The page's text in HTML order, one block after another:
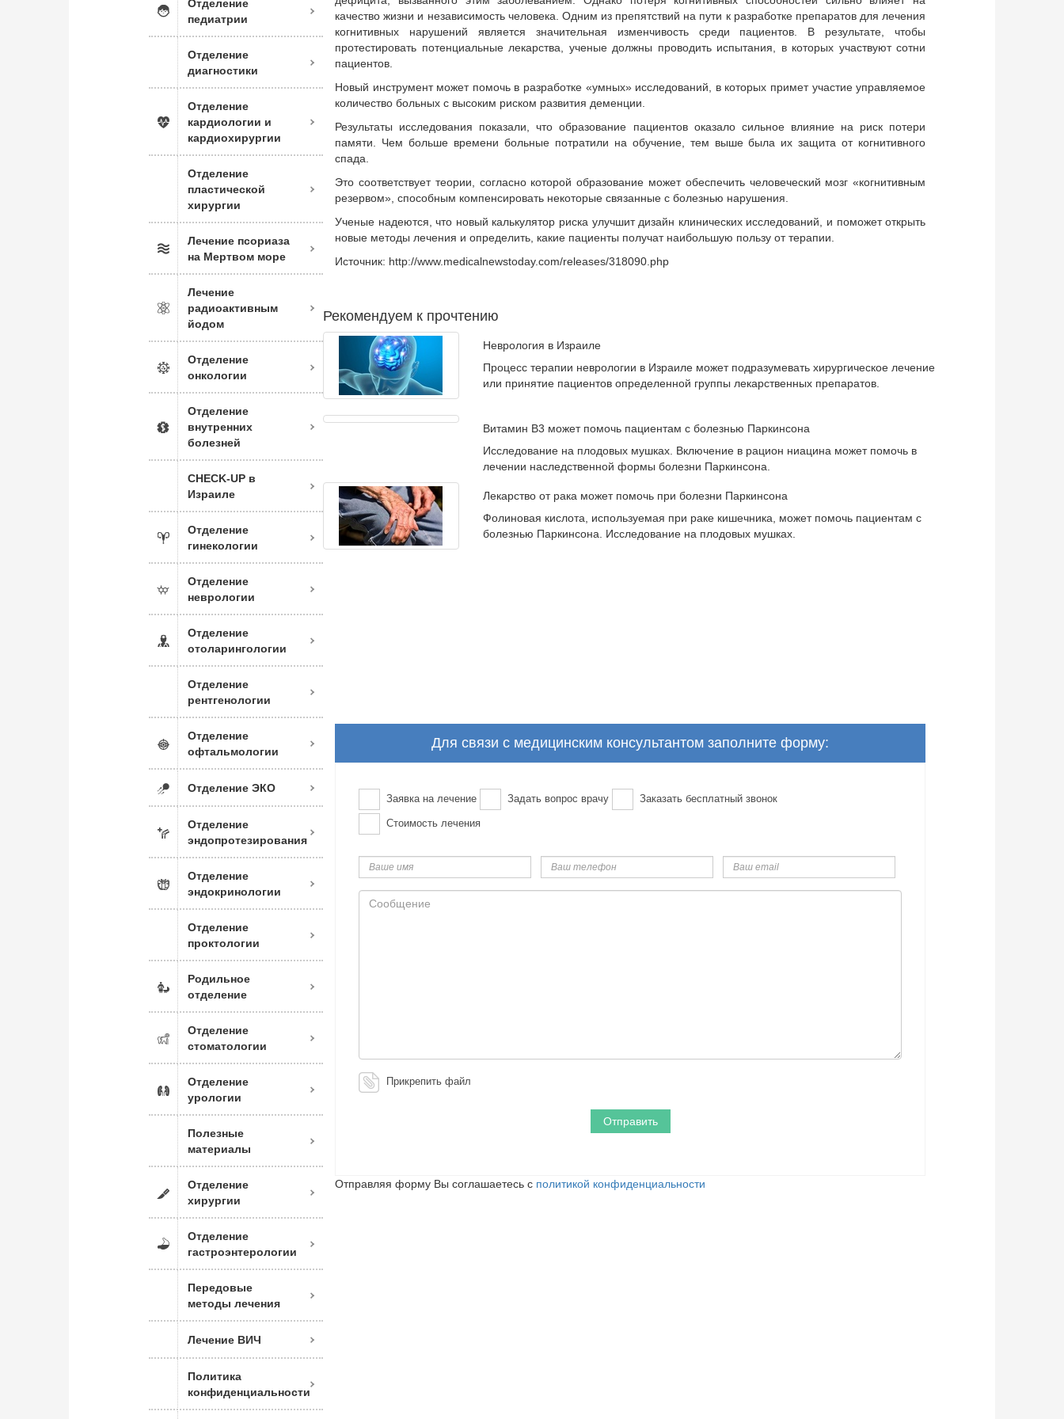
Отделение
педиатрии
Отделение
диагностики
Отделение
кардиологии и
кардиохирургии
Отделение
пластической
хирургии
Лечение псориаза
на Мертвом море
Лечение
радиоактивным
йодом
Отделение
онкологии
Отделение
внутренних
болезней
CHECK-UP в
Израиле
Отделение
гинекологии
Отделение
неврологии
Отделение
отоларингологии
Отделение
рентгенологии
Отделение
офтальмологии
Отделение ЭКО
Отделение
эндопротезирования
Отделение
эндокринологии
Отделение
проктологии
Родильное
отделение
Отделение
стоматологии
Отделение
урологии
Полезные
материалы
Отделение
хирургии
Отделение
гастроэнтерологии
Передовые
методы лечения
Лечение ВИЧ
Политика
конфиденциальности
качество жизни и независимость человека. Одним из препятствий на пути к разработке препаратов для лечения
когнитивных нарушений является значительная изменчивость среди пациентов. В результате, чтобы
протестировать потенциальные лекарства, ученые должны проводить испытания, в которых участвуют сотни
пациентов.
Новый инструмент может помочь в разработке «умных» исследований, в которых примет участие управляемое
количество больных с высоким риском развития деменции.
Результаты исследования показали, что образование пациентов оказало сильное влияние на риск потери
памяти. Чем больше времени больные потратили на обучение, тем выше была их защита от когнитивного
спада.
Это соответствует теории, согласно которой образование может обеспечить человеческий мозг «когнитивным
резервом», способным компенсировать некоторые связанные с болезнью нарушения.
Ученые надеются, что новый калькулятор риска улучшит дизайн клинических исследований, и поможет открыть
новые методы лечения и определить, какие пациенты получат наибольшую пользу от терапии.
Источник: http://www.medicalnewstoday.com/releases/318090.php
Рекомендуем к прочтению
Неврология в Израиле
Процесс терапии неврологии в Израиле может подразумевать хирургическое лечение
или принятие пациентов определенной группы лекарственных препаратов.
Витамин В3 может помочь пациентам с болезнью Паркинсона
Исследование на плодовых мушках. Включение в рацион ниацина может помочь в
лечении наследственной формы болезни Паркинсона.
Лекарство от рака может помочь при болезни Паркинсона
Фолиновая кислота, используемая при раке кишечника, может помочь пациентам с
болезнью Паркинсона. Исследование на плодовых мушках.
Для связи с медицинским консультантом заполните форму:
Заявка на лечение Задать вопрос врачу Заказать бесплатный звонок
Стоимость лечения
имя
телефон
email
Сообщение
Прикрепить файл
Отправляя форму Вы соглашаетесь с политикой конфиденциальности